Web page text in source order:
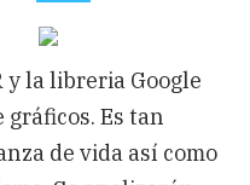
y la libreria Google
Es tan
de vida así como